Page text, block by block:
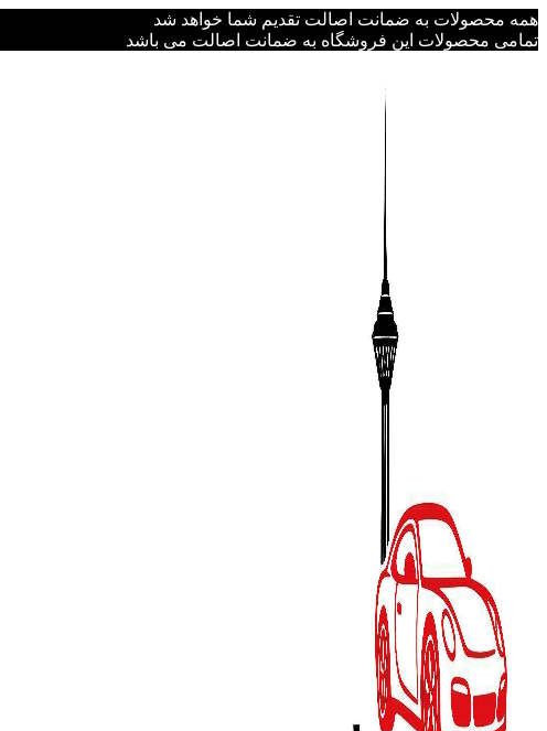
همه محصولات به ضمانت اصالت تقدیم شما خواهد شد
تمامی محصولات این فروشگاه به ضمانت اصالت می باشد